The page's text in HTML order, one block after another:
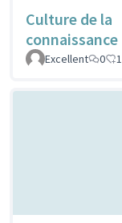
Culture de la
connaissance
Excellent
0 1